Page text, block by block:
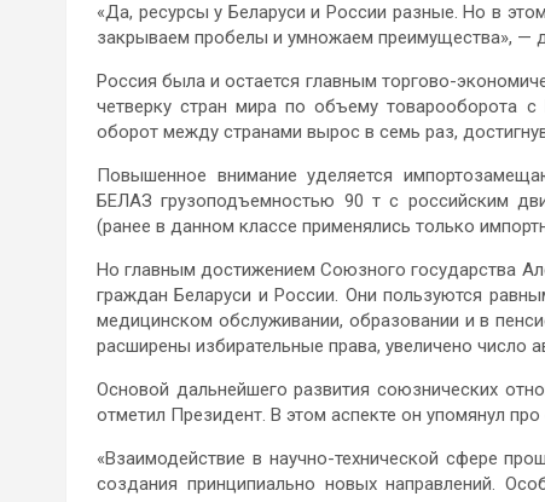
«Да, ресурсы у Беларуси и России разные. Но в
закрываем пробелы и умножаем преимущества», —
Россия была и остается главным торгово-
четверку стран мира по объему товарооборота
оборот между странами вырос в семь раз,
Повышенное внимание уделяется
БЕЛАЗ грузоподъемностью 90 т с российским
(ранее в данном классе применялись только
Но главным достижением Союзного государства
граждан Беларуси и России. Они пользуются
медицинском обслуживании, образовании и в
расширены избирательные права, увеличено число
Основой дальнейшего развития союзнических
отметил Президент. В этом аспекте он упомянул
«Взаимодействие в научно-технической сфере
создания принципиально новых направлений.